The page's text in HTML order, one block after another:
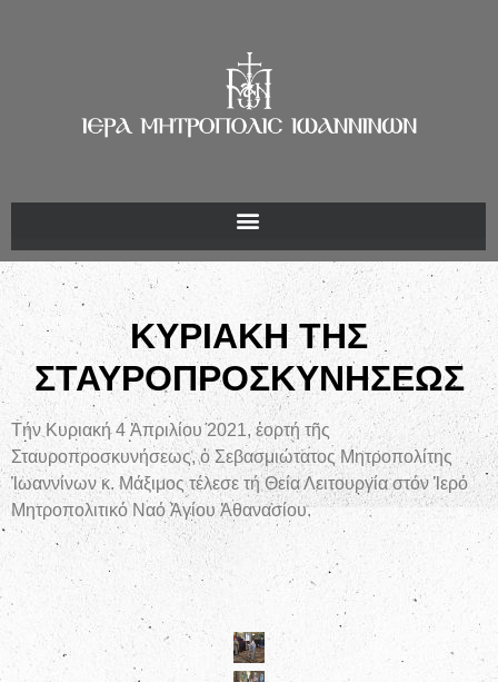
ΚΥΡΙΑΚΗ ΤΗΣ
ΣΤΑΥΡΟΠΡΟΣΚΥΝΗΣΕΩΣ
Τήν Κυριακή 4 Ἀπριλίου 2021, ἑορτή τῆς
Σταυροπροσκυνήσεως, ὁ Σεβασμιώτατος Μητροπολίτης
Ἰωαννίνων κ. Μάξιμος τέλεσε τή Θεία Λειτουργία στόν Ἱερό
Μητροπολιτικό Ναό Ἁγίου Ἀθανασίου.